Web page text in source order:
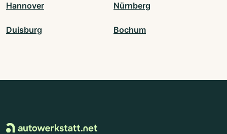
Hannover Nürnberg
Duisburg Bochum